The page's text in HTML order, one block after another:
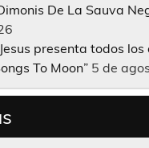
De La Sauva
presenta todos
To Moon” 5 de